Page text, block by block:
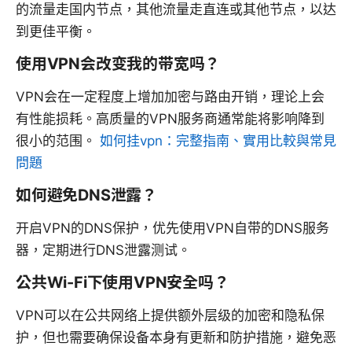
的流量走国内节点，其他流量走直连或其他节点，以达
到更佳平衡。
使用VPN会改变我的带宽吗？
VPN会在一定程度上增加加密与路由开销，理论上会
有性能损耗。高质量的VPN服务商通常能将影响降到
很小的范围。 如何挂vpn：完整指南、實用比較與常見
問題
如何避免DNS泄露？
开启VPN的DNS保护，优先使用VPN自带的DNS服务
器，定期进行DNS泄露测试。
公共Wi-Fi下使用VPN安全吗？
VPN可以在公共网络上提供额外层级的加密和隐私保
护，但也需要确保设备本身有更新和防护措施，避免恶